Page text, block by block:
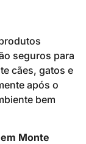
seguros para
cães, gatos e
após o
bem
Monte